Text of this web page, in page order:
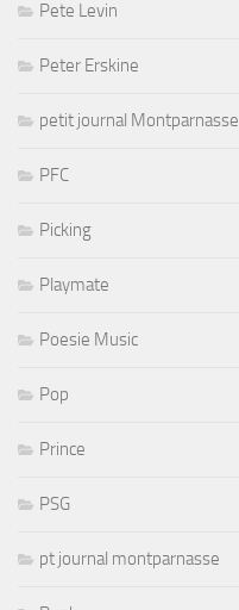
Pete Levin
Peter Erskine
petit journal Montparnasse
PFC
Picking
Playmate
Poesie Music
Pop
Prince
PSG
pt journal montparnasse